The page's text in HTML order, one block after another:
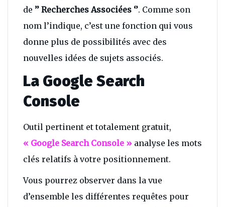
de ’’ Recherches Associées ‘’. Comme son
nom l’indique, c’est une fonction qui vous
donne plus de possibilités avec des
nouvelles idées de sujets associés.
La Google Search
Console
Outil pertinent et totalement gratuit,
« Google Search Console » analyse les mots
clés relatifs à votre positionnement.
Vous pourrez observer dans la vue
d’ensemble les différentes requêtes pour